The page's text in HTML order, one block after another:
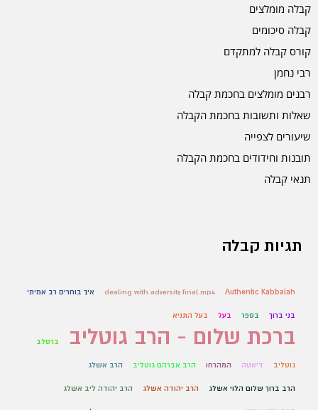
קבלה מומלצים
קבלה סיכומים
קורס קבלה למתקדם
רבי נחמן
רבנים מומלצים בחכמת קבלה
שאלות ותשובות בחכמת הקבלה
שיעורים לצפייה
תובנות וחידודים בחכמת הקבלה
תנאי קבלה
תגיות קבלה
Authentic Kabbalah
dealing with adversity final.mp4 איך בוחרים רב אמיתי
בני ברוך בספר בעל בעל התניא
ברכת שלום - הרב גוטליב ברסלב
גוטליב דיאטה המהרחו הרב אברהם גוטליב הרב אשלג
הרב ברוך שלום הלוי אשלג הרב יהודה אשלג הרב יהודה ליב אשלג